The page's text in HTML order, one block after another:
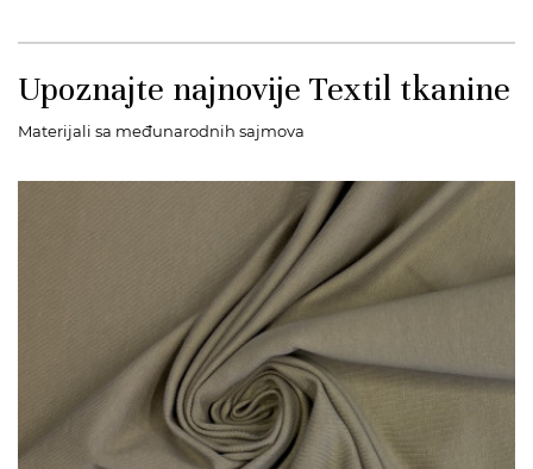
Upoznajte najnovije Textil tkanine
Materijali sa međunarodnih sajmova